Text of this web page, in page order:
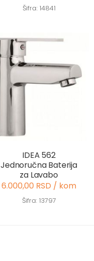
Šifra: 14841
IDEA 562
Jednoručna Baterija
za Lavabo
6.000,00 RSD / kom
Šifra: 13797